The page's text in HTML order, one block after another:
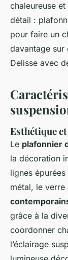
chaleureuse
détail :
pour faire un
davantage sur
Delisse avec
Esthétique
Le plafonnier
la décoration
lignes
métal, le
grâce à la
coordonner
l’éclairage